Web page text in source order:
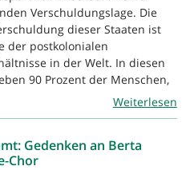
Verschuldungslage. Die
dieser Staaten ist
der postkolonialen
in der Welt. In diesen
90 Prozent der Menschen,
Weiterlesen
Gedenken an Berta
Chor